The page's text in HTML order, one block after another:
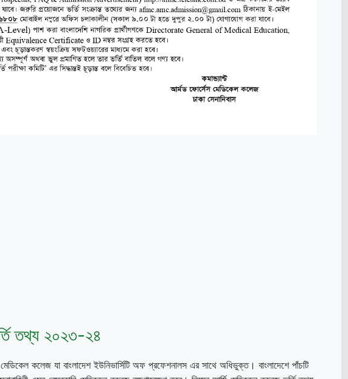
তথ্য ২০২৩-২৪
কলেজ যা বাংলাদেশ ইউনিভার্সিটি অফ প্রফেশনালস এর সাথে অধিভুক্ত। বাংলাদেশে পাঁচটি